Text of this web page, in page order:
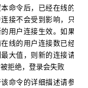
本命令后，已经在线的
接不会受到影响，只
用户连接生效。如果
在线的用户连接数已经
大值，则新的连接请
拒绝，登录会失败
命令的详细描述请参